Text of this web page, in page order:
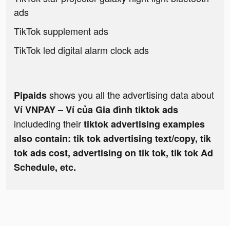
ads
TikTok supplement ads
TikTok led digital alarm clock ads
Pipaidsshows you all the advertising data about
Ví VNPAY – Ví của Gia đình tiktok ads
includeding theirtiktok advertising examples
also contain: tik tok advertising text/copy, tik
tok ads cost, advertising on tik tok, tik tok Ad
Schedule, etc.